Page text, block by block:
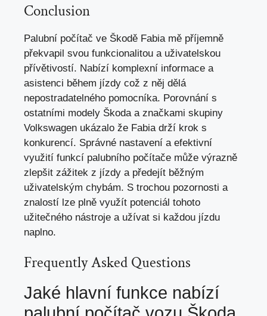
Conclusion
Palubní počítač ve Škodě Fabia mě příjemně
překvapil svou funkcionalitou a uživatelskou
přívětivostí. Nabízí komplexní informace a
asistenci během jízdy což z něj dělá
nepostradatelného pomocníka. Porovnání s
ostatními modely Škoda a značkami skupiny
Volkswagen ukázalo že Fabia drží krok s
konkurencí. Správné nastavení a efektivní
využití funkcí palubního počítače může výrazně
zlepšit zážitek z jízdy a předejít běžným
uživatelským chybám. S trochou pozornosti a
znalostí lze plně využít potenciál tohoto
užitečného nástroje a užívat si každou jízdu
naplno.
Frequently Asked Questions
Jaké hlavní funkce nabízí